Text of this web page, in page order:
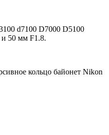
d7100 D7000 D5100
и 50 мм F1.8.
кольцо байонет Nikon